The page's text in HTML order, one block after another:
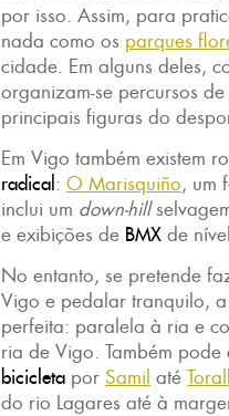
por isso. Assim, para
nada como os parques
cidade. Em alguns deles,
organizam-se percursos de
principais figuras do
Em Vigo também existem
radical : O Marisquiño, um
inclui um down-hill
e exibições de BMX de
No entanto, se pretende
Vigo e pedalar tranquilo,
perfeita: paralela à ria e
ria de Vigo. Também
bicicleta por Samil até
do rio Lagares até à